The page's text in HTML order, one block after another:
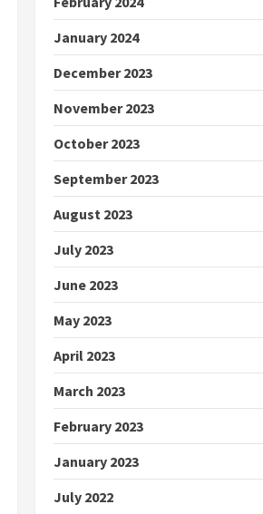
January 2024
December 2023
November 2023
October 2023
September 2023
August 2023
July 2023
June 2023
May 2023
April 2023
March 2023
February 2023
January 2023
July 2022